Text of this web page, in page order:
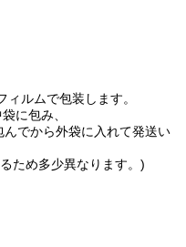
ルムで包装します。
に包み、
でから外袋に入れて発送い
ため多少異なります。)